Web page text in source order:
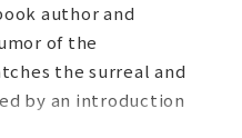
author and
of the
the surreal and
by an introduction